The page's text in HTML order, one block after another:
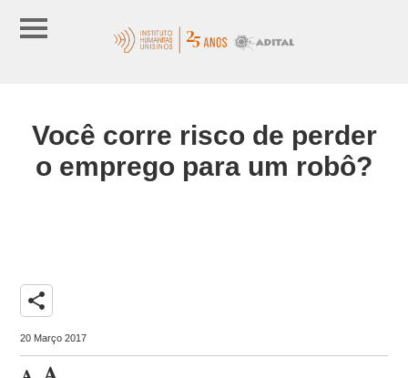
Você corre risco de perder
o emprego para um robô?
share
20 Março 2017